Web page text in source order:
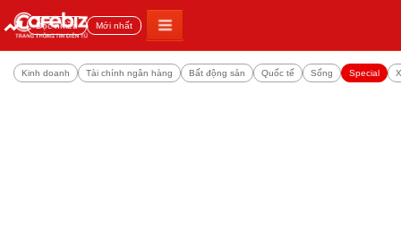
Đọc nhiều Mới nhất
Kinh doanh Tài chính ngân hàng Bất động sản Quốc tế Sống Special